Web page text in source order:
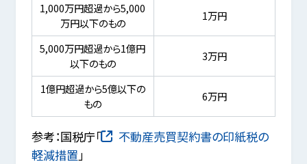
1,000万円超過から5,000
万円以下のもの
1万円
5,000万円超過から1億円
以下のもの
3万円
1億円超過から5億以下の
もの
6万円
参考：国税庁「
不動産売買契約書の印紙税の
軽減措置 」